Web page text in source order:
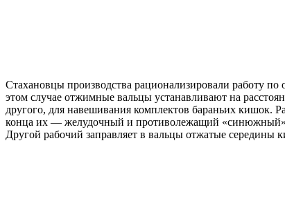
Стахановцы производства рационализировали работу
этом случае отжимные вальцы устанавливают на
другого, для навешивания комплектов бараньих кишок.
конца их — желудочный и противолежащий «синюжный».
Другой рабочий заправляет в вальцы отжатые середины